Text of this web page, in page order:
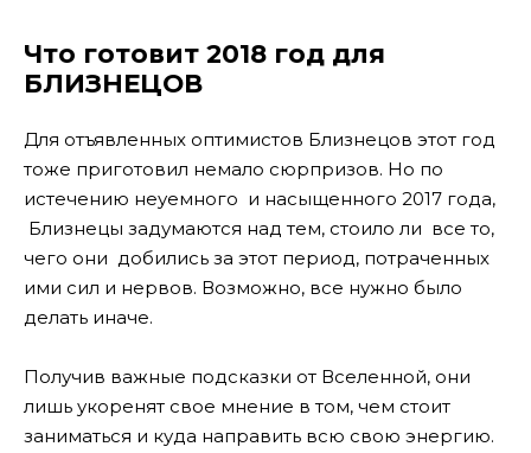
Что готовит 2018 год для
БЛИЗНЕЦОВ
Для отъявленных оптимистов Близнецов этот год
тоже приготовил немало сюрпризов. Но по
истечению неуемного и насыщенного 2017 года,
Близнецы задумаются над тем, стоило ли все то,
чего они добились за этот период, потраченных
ими сил и нервов. Возможно, все нужно было
делать иначе.
Получив важные подсказки от Вселенной, они
лишь укоренят свое мнение в том, чем стоит
заниматься и куда направить всю свою энергию.